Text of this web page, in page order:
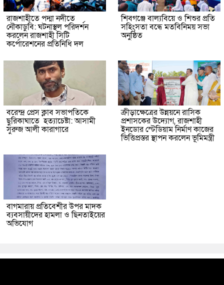
রাজশাহীতে পদ্মা নদীতে
নৌকাডুবি: ঘটনাস্থল পরিদর্শন
করলেন রাজশাহী সিটি
কর্পোরেশনের প্রতিনিধি দল
শিবগঞ্জে বাল্যবিয়ে ও শিশুর প্রতি
সহিংসতা বন্ধে মতবিনিময় সভা
অনুষ্ঠিত
বরেন্দ্র প্রেস ক্লাব সভাপতিকে
ছুরিকাঘাতে হত্যাচেষ্টা: আসামী
সুরুজ আলী কারাগারে
ক্রীড়াক্ষেত্রের উন্নয়নে রাসিক
প্রশাসকের উদ্যোগ, রাজশাহী
ইনডোর স্টেডিয়াম নির্মাণ কাজের
ভিত্তিপ্রস্তর স্থাপন করলেন ভূমিমন্ত্রী
বাগমারায় প্রতিবেশীর উপর মাদক
ব্যবসায়ীদের হামলা ও ছিনতাইয়ের
অভিযোগ